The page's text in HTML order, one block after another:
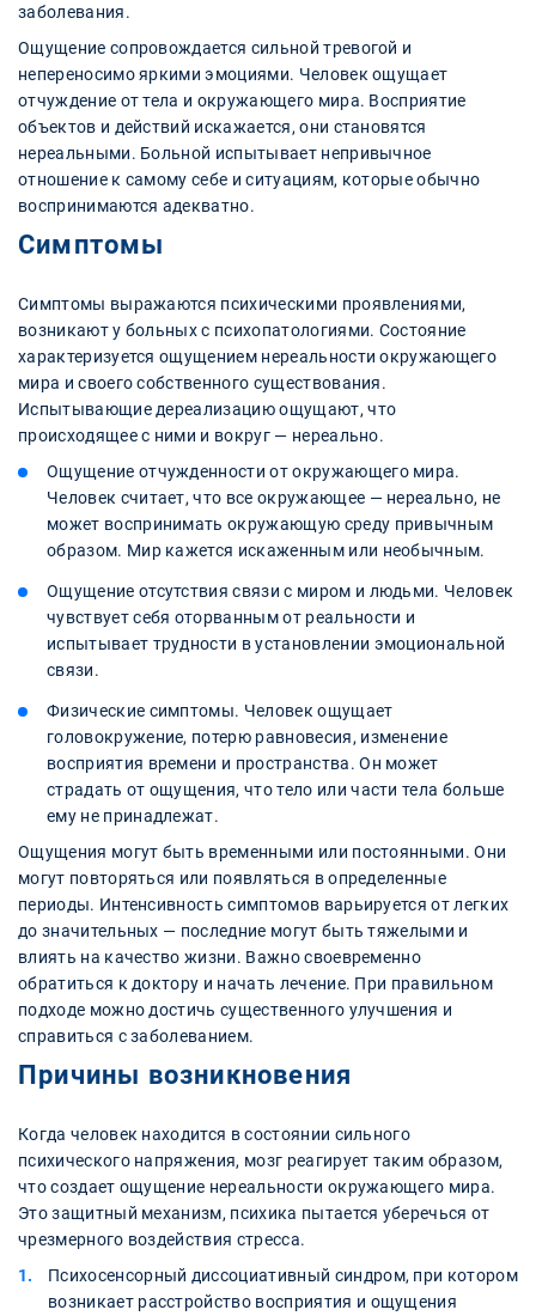
заболевания.
Ощущение сопровождается сильной тревогой и
непереносимо яркими эмоциями. Человек ощущает
отчуждение от тела и окружающего мира. Восприятие
объектов и действий искажается, они становятся
нереальными. Больной испытывает непривычное
отношение к самому себе и ситуациям, которые обычно
воспринимаются адекватно.
Симптомы
Симптомы выражаются психическими проявлениями,
возникают у больных с психопатологиями. Состояние
характеризуется ощущением нереальности окружающего
мира и своего собственного существования.
Испытывающие дереализацию ощущают, что
происходящее с ними и вокруг — нереально.
Ощущение отчужденности от окружающего мира.
Человек считает, что все окружающее — нереально, не
может воспринимать окружающую среду привычным
образом. Мир кажется искаженным или необычным.
Ощущение отсутствия связи с миром и людьми. Человек
чувствует себя оторванным от реальности и
испытывает трудности в установлении эмоциональной
связи.
Физические симптомы. Человек ощущает
головокружение, потерю равновесия, изменение
восприятия времени и пространства. Он может
страдать от ощущения, что тело или части тела больше
ему не принадлежат.
Ощущения могут быть временными или постоянными. Они
могут повторяться или появляться в определенные
периоды. Интенсивность симптомов варьируется от легких
до значительных — последние могут быть тяжелыми и
влиять на качество жизни. Важно своевременно
обратиться к доктору и начать лечение. При правильном
подходе можно достичь существенного улучшения и
справиться с заболеванием.
Причины возникновения
Когда человек находится в состоянии сильного
психического напряжения, мозг реагирует таким образом,
что создает ощущение нереальности окружающего мира.
Это защитный механизм, психика пытается уберечься от
чрезмерного воздействия стресса.
Психосенсорный диссоциативный синдром, при котором
возникает расстройство восприятия и ощущения